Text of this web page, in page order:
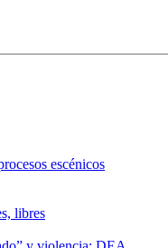
escénicos
libres